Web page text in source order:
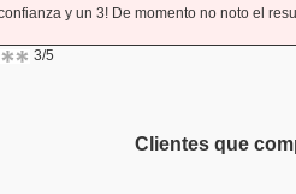
y un 3! De momento no noto el
3/5
Clientes que